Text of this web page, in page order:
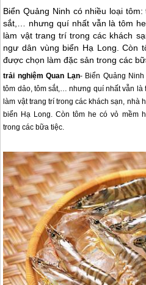
Biển Quảng Ninh có nhiều loại
sắt,… nhưng quí nhất vẫn là tôm
làm vật trang trí trong các khách
ngư dân vùng biển Hạ Long. Còn
được chọn làm đặc sản trong các
trải nghiệmQuan Lạn- Biển Quảng
tôm dảo, tôm sắt,… nhưng quí nhất vẫn là
làm vật trang trí trong các khách sạn, nhà
biển Hạ Long. Còn tôm he có vỏ mềm
trong các bữa tiệc.